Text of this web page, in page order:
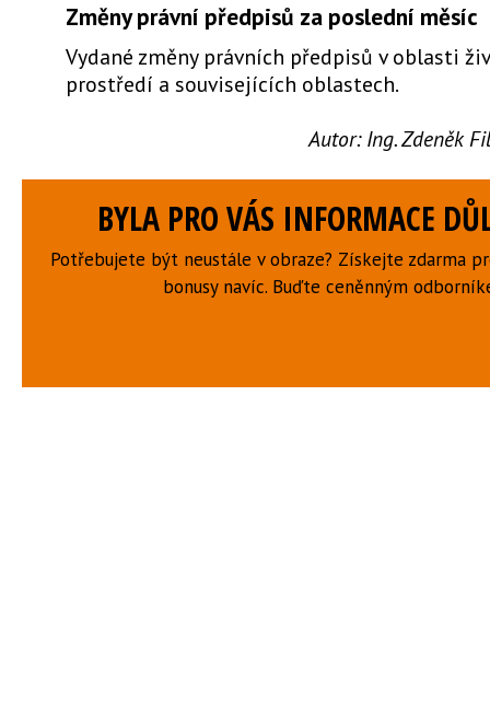
Změny právní předpisů za poslední měsíc
Vydané změny právních předpisů v oblasti
prostředí a souvisejících oblastech.
Autor: Ing. Zdeněk
BYLA PRO VÁS INFORMACE
Potřebujete být neustále v obraze? Získejte zdarma
bonusy navíc. Buďte ceněnným